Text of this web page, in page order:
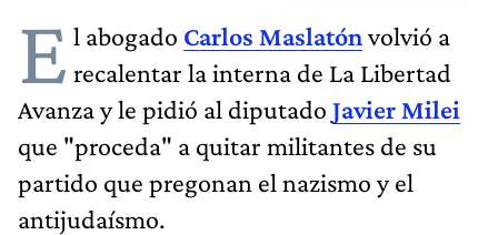
E l abogado Carlos Maslatónvolvió a
recalentar la interna de La Libertad
Avanza y le pidió al diputado Javier Milei
que "proceda" a quitar militantes de su
partido que pregonan el nazismo y el
antijudaísmo.